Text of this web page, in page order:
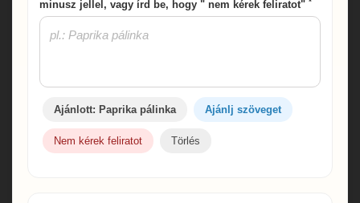
minusz jellel, vagy írd be, hogy " nem kérek feliratot"
Ajánlott: Paprika pálinka Ajánlj szöveget
Nem kérek feliratot Törlés